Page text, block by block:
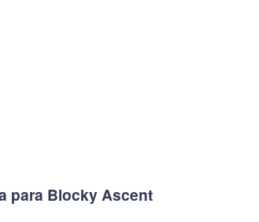
para Blocky Ascent